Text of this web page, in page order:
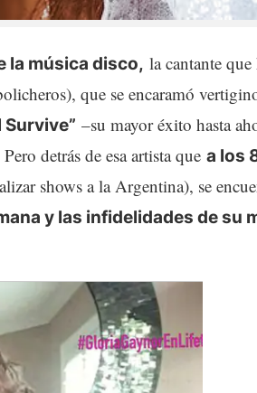
la música disco, la cantante
que se encaramó
–su mayor éxito hasta
detrás de esa artista que a los
shows a la Argentina), se
y las infidelidades de su